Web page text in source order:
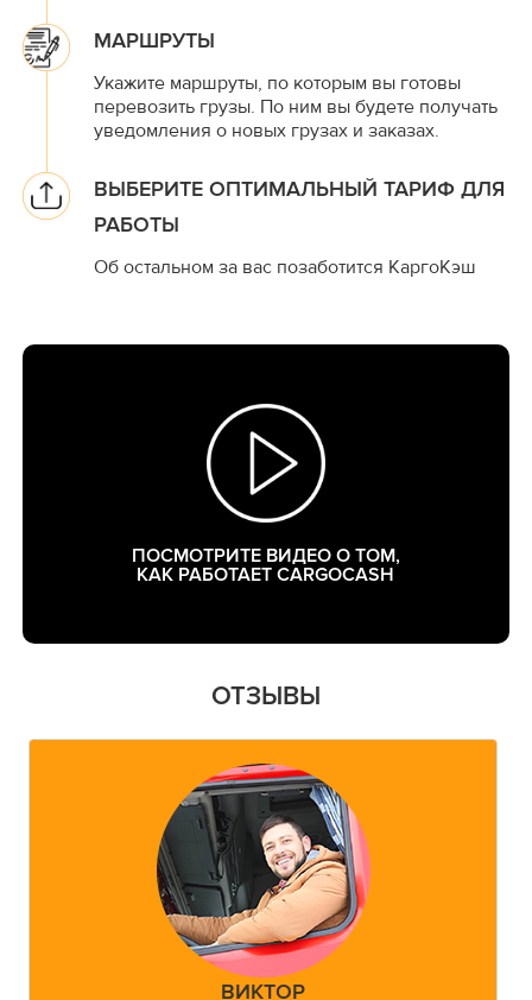
МАРШРУТЫ
Укажите маршруты, по которым вы готовы
перевозить грузы. По ним вы будете получать
уведомления о новых грузах и заказах.
ВЫБЕРИТЕ ОПТИМАЛЬНЫЙ ТАРИФ ДЛЯ
РАБОТЫ
Об остальном за вас позаботится КаргоКэш
ПОСМОТРИТЕ ВИДЕО О ТОМ,
КАК РАБОТАЕТ CARGOCASH
ОТЗЫВЫ
ВИКТОР